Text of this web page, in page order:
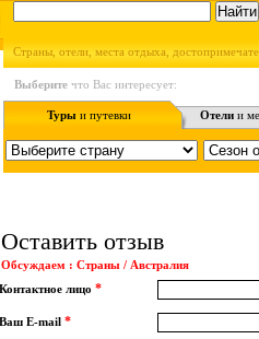
Страны, отели, места отдыха,
Выберите что Вас интересует:
Турыи путевки Отели и
Оставить отзыв
Обсуждаем : Страны / Австралия
Контактное лицо *
Ваш E-mail *